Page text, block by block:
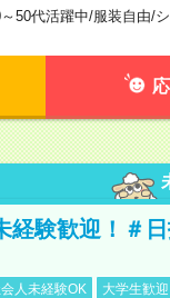
50代活躍中/服装自由/
経験歓迎！＃
人未経験OK 大学生歓迎